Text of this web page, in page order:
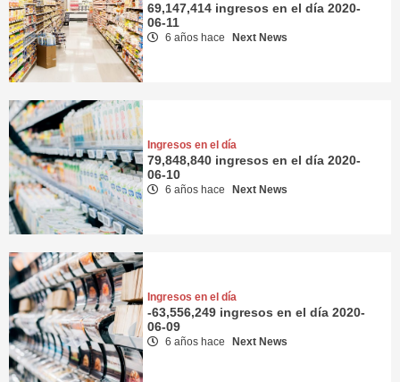
69,147,414 ingresos en el día 2020-
06-11
6 años hace Next News
Ingresos en el día
79,848,840 ingresos en el día 2020-
06-10
6 años hace Next News
Ingresos en el día
-63,556,249 ingresos en el día 2020-
06-09
6 años hace Next News